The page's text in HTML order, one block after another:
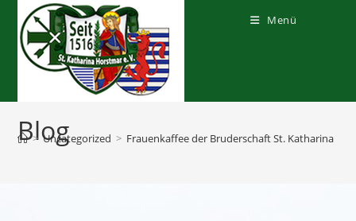
Inhalt
springen
Menü
Blog
> Uncategorized > Frauenkaffee der Bruderschaft St. Katharina